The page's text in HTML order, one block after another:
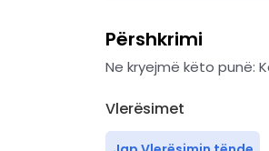
Përshkrimi
Ne kryejmë këto punë:
Vlerësimet